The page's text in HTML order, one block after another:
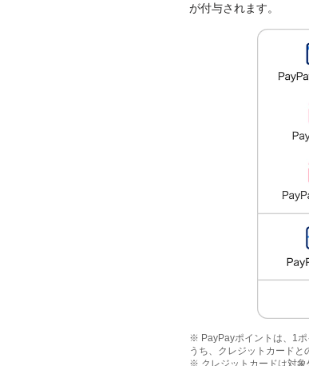
が付与されます。
※ PayPayポイントは、1ポ
うち、クレジットカードと
※ クレジットカードは対象